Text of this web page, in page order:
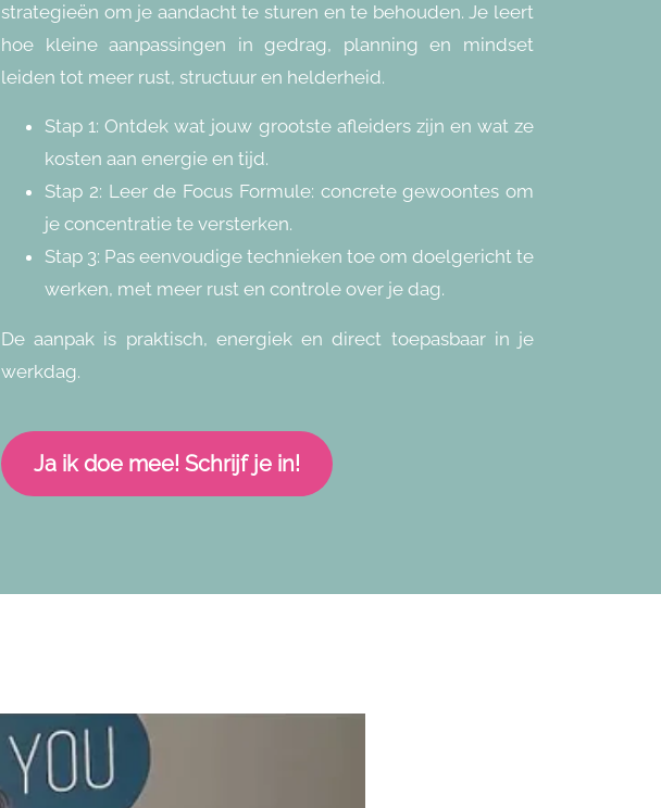
strategieën om je aandacht te sturen en te behouden. Je leert
hoe kleine aanpassingen in gedrag, planning en mindset
leiden tot meer rust, structuur en helderheid.
Stap 1: Ontdek wat jouw grootste afleiders zijn en wat ze
kosten aan energie en tijd.
Stap 2: Leer de Focus Formule: concrete gewoontes om
je concentratie te versterken.
Stap 3: Pas eenvoudige technieken toe om doelgericht te
werken, met meer rust en controle over je dag.
De aanpak is praktisch, energiek en direct toepasbaar in je
werkdag.
Ja ik doe mee! Schrijf je in!